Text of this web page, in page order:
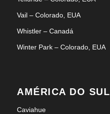
Vail – Colorado, EUA
Whistler – Canadá
Winter Park – Colorado, EUA
AMÉRICA DO SUL
Caviahue